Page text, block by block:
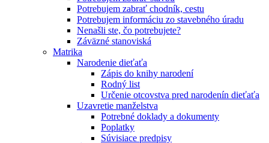
Potrebujem zabrať chodník, cestu
Potrebujem informáciu zo stavebného úradu
Nenašli ste, čo potrebujete?
Záväzné stanoviská
Matrika
Narodenie dieťaťa
Zápis do knihy narodení
Rodný list
Určenie otcovstva pred narodenín dieťaťa
Uzavretie manželstva
Potrebné doklady a dokumenty
Poplatky
Súvisiace predpisy